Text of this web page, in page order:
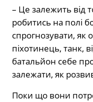
– Це залежить від
робитись на полі
спрогнозувати,
піхотинець, танк,
батальйон себе
залежати, як
Поки що вони